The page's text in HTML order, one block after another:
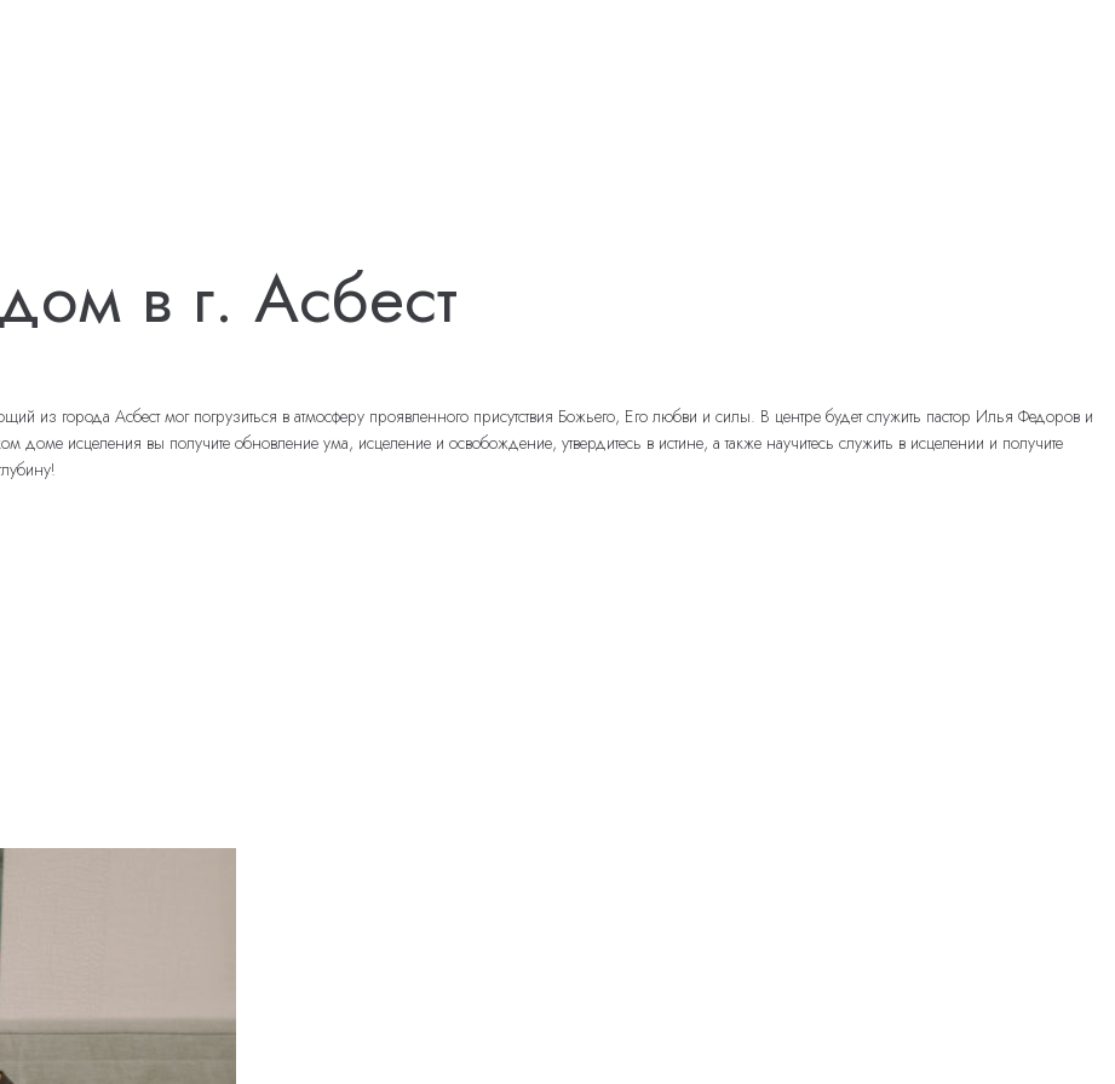
в г. Асбест
города Асбест мог погрузиться в атмосферу проявленного присутствия Божьего, Его любви и силы. В центре будет служить пастор Илья Федоров и
исцеления вы получите обновление ума, исцеление и освобождение, утвердитесь в истине, а также научитесь служить в исцелении и получите